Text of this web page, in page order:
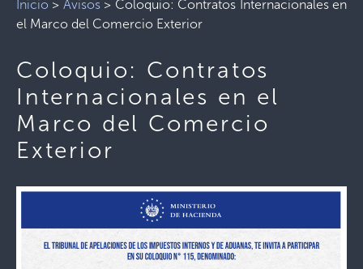
Inicio > Avisos> Coloquio: Contratos Internacionales en
el Marco del Comercio Exterior
Coloquio: Contratos
Internacionales en el
Marco del Comercio
Exterior